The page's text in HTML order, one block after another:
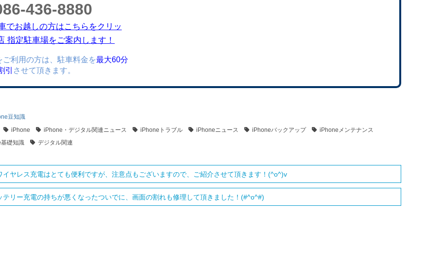
436-8880
でお越しの方はこちらをクリッ
指定駐車場をご案内します！
ご利用の方は、駐車料金を最大60分
引 させて頂きます。
豆知識
iPhone iPhone・デジタル関連ニュース iPhoneトラブル iPhoneニュース iPhoneバックアップ
iPhoneメンテナンス
礎知識
デジタル関連
イヤレス充電はとても便利ですが、注意点もございますので、ご紹介させて頂きます！(^o^)v
テリー充電の持ちが悪くなったついでに、画面の割れも修理して頂きました！(#^o^#)